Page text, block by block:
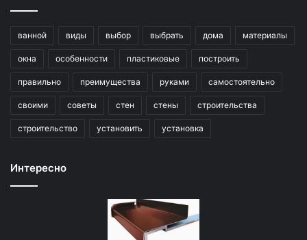
ванной виды выбор выбрать дома материалы
окна особенности пластиковые построить
правильно преимущества руками самостоятельно
своими советы стен стены строительства
строительство установить установка
Интересно